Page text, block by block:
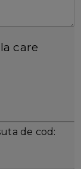
care
de cod: